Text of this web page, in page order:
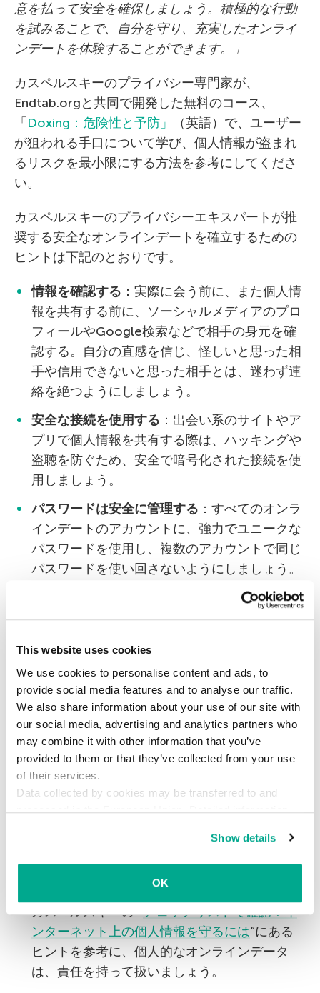
This website uses cookies
We use cookies to personalise content and ads, to
provide social media features and to analyse our traffic.
We also share information about your use of our site with
our social media, advertising and analytics partners who
may combine it with other information that you’ve
provided to them or that they’ve collected from your use
of their services.
Data collected by cookies may be transferred to and
processed in the European Union. Detailed information
Show details
OK
意を払って安全を確保しましょう。積極的な行動
を試みることで、自分を守り、充実したオンライ
ンデートを体験することができます。」
カスペルスキーのプライバシー専門家が、
Endtab.orgと共同で開発した無料のコース、
「 Doxing：危険性と予防」
（英語）で、ユーザー
が狙われる手口について学び、個人情報が盗まれ
るリスクを最小限にする方法を参考にしてくださ
い。
カスペルスキーのプライバシーエキスパートが推
奨する安全なオンラインデートを確立するための
ヒントは下記のとおりです。
情報を確認する ：実際に会う前に、また個人情
報を共有する前に、ソーシャルメディアのプロ
フィールやGoogle検索などで相手の身元を確
認する。自分の直感を信じ、怪しいと思った相
手や信用できないと思った相手とは、迷わず連
絡を絶つようにしましょう。
安全な接続を使用する ：出会い系のサイトやア
プリで個人情報を共有する際は、ハッキングや
盗聴を防ぐため、安全で暗号化された接続を使
用しましょう。
パスワードは安全に管理する ：すべてのオンラ
インデートのアカウントに、強力でユニークな
パスワードを使用し、複数のアカウントで同じ
パスワードを使い回さないようにしましょう。
：名前、住所、金銭的
な情報などの機密情報は、信頼関係が構築され
公共の場で会う
：初めて会う相手とは、明るく
て人通りの多い場所で会うことを選び、友人や
家族に居場所を知らせておきましょう。
迷惑な要求には注意する
：特に金銭やその他の
相手からの要求が不合理に思える場合や、交際
を始めて間もなく要求された場合は、注意が必
要です。
ラインデート詐欺の被害に遭ったと思われる場
合は、できるだけ早く当局とプラットフォーム
運営側に報告しましょう。
カスペルスキーの “チェックリストで確認！イ
ンターネット上の個人情報を守るには“にある
ヒントを参考に、個人的なオンラインデータ
は、責任を持って扱いましょう。